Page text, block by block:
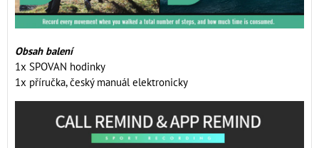
Obsah balení
1x SPOVAN hodinky
1x příručka, český manuál elektronicky